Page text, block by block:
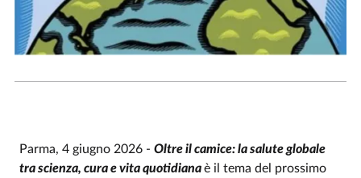
Parma, 4 giugno 2026 - Oltre il camice: la salute globale
tra scienza, cura e vita quotidianaè il tema del prossimo